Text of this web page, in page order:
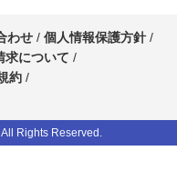
わせ / 個人情報保護方針 /
求について /
約 /
Rights Reserved.